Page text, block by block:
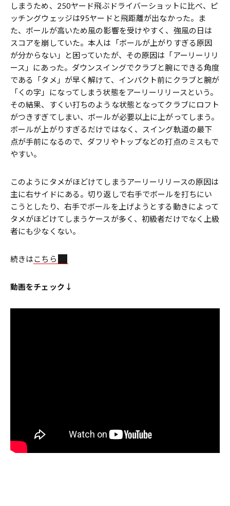
しまうため、250ヤード飛ぶドライバーショットに比べ、ピ
ッチングウェッジは95ヤードと飛距離が出なかった。ま
た、ボールが高いため風の影響を受けやすく、強風の日は
スコアを崩していた。本人は「ボールが上がりすぎる原因
が分からない」と困っていたが、その原因は「アーリーリリ
ース」にあった。ダウンスイングでクラブと腕にできる角度
である「タメ」が早く解けて、インパクト前にクラブと腕が
「くの字」になってしまう状態をアーリーリリースという。
その結果、すくい打ちのような状態となってクラブにロフト
がつきすぎてしまい、ボールが必要以上に上がってしまう。
ボールが上がりすぎるだけではなく、スイング軌道の最下
点が手前になるので、ダフリやトップなどの打点のミスもで
やすい。
このようにタメがほどけてしまうアーリーリリースの原因は
主に右サイドにある。切り返しで右手でボールを打ちにい
こうとしたり、右手でボールを上げようとする動きによって
タメがほどけてしまうケースが多く、初級者だけでなく上級
者にも少なくない。
続きはこちら
動画をチェック↓